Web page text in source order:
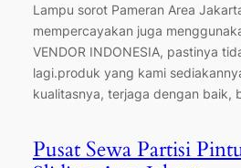
Lampu sorot Pameran Area
mempercayakan juga
VENDOR INDONESIA, pastinya
lagi.produk yang kami
kualitasnya, terjaga dengan baik,
Pusat Sewa Partisi